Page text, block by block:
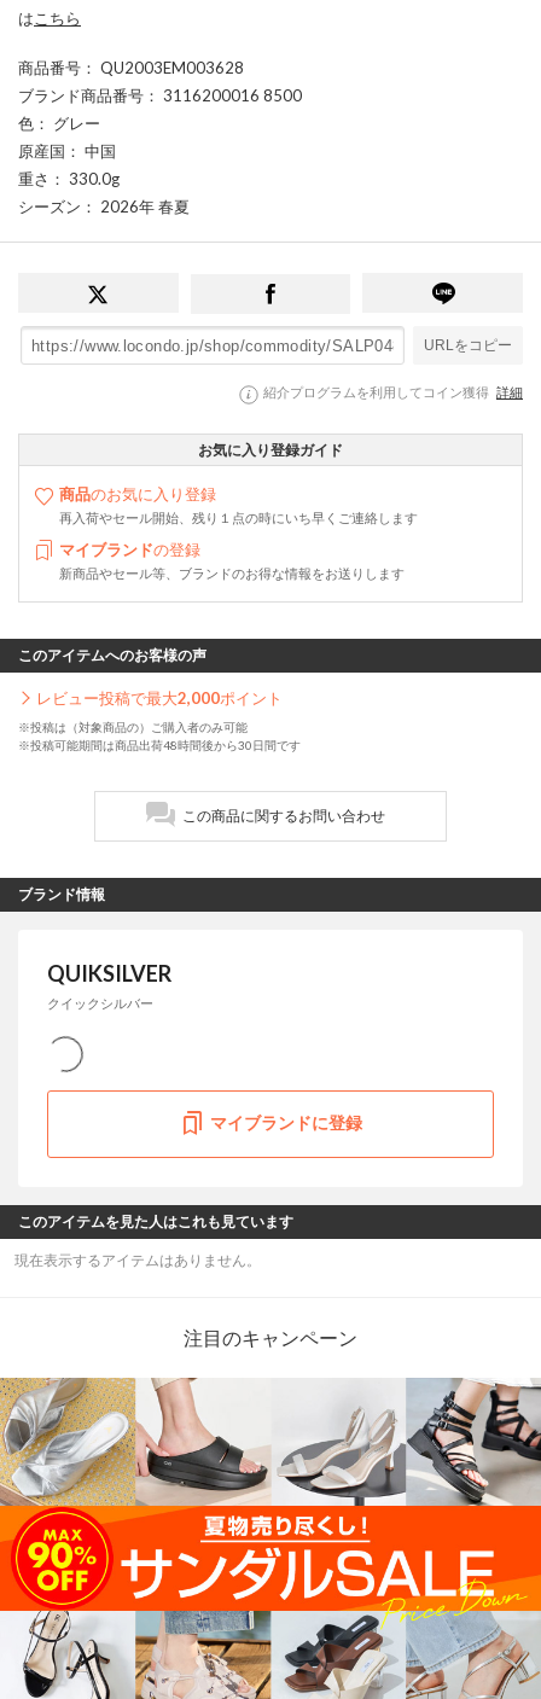
は こちら
商品番号 ： QU2003EM003628
ブランド商品番号 ： 3116200016 8500
色 ： グレー
原産国 ： 中国
重さ ： 330.0g
シーズン ： 2026年 春夏
URLをコピー
紹介プログラムを利用してコイン獲得 詳細
お気に入り登録ガイド
商品のお気に入り登録
再入荷やセール開始、残り１点の時にいち早くご連絡します
マイブランドの登録
新商品やセール等、ブランドのお得な情報をお送りします
このアイテムへのお客様の声
レビュー投稿で最大2,000ポイント
※投稿は（対象商品の）ご購入者のみ可能
※投稿可能期間は商品出荷48時間後から30日間です
この商品に関するお問い合わせ
ブランド情報
QUIKSILVER
クイックシルバー
マイブランドに登録
このアイテムを見た人はこれも見ています
現在表示するアイテムはありません。
注目のキャンペーン